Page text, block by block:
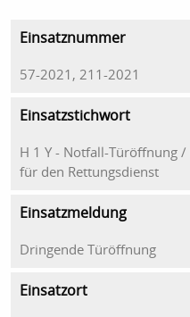
Einsatznummer
57-2021, 211-2021
Einsatzstichwort
H 1 Y - Notfall-Türöffnung
für den Rettungsdienst
Einsatzmeldung
Dringende Türöffnung
Einsatzort